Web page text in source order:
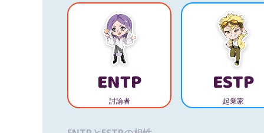
ENTP
討論者
ESTP
起業家